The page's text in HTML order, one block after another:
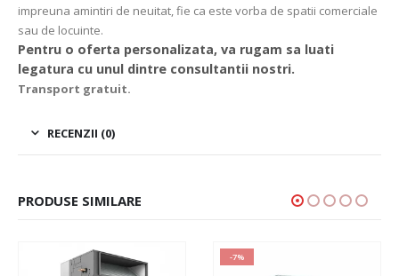
impreuna amintiri de neuitat, fie ca este vorba de spatii comerciale
sau de locuinte.
Pentru o oferta personalizata, va rugam sa luati
legatura cu unul dintre consultantii nostri.
Transport gratuit.
RECENZII (0)
PRODUSE SIMILARE
-7%